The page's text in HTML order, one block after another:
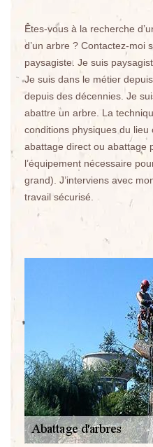
Êtes-vous à la recherche
d’un arbre ? Contactez-moi
paysagiste. Je suis
Je suis dans le métier
depuis des décennies. Je
abattre un arbre. La
conditions physiques du lieu
abattage direct ou abattage
l’équipement nécessaire
grand). J’interviens avec
travail sécurisé.